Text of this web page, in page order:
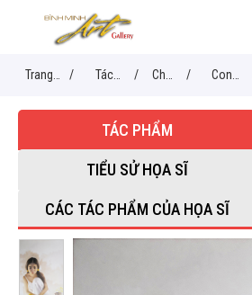
Trang
chủ
/ Tác
phẩm
/ Chủ
đề
/ Con
người
TÁC PHẨM
TIỂU SỬ HỌA SĨ
CÁC TÁC PHẨM CỦA HỌA SĨ